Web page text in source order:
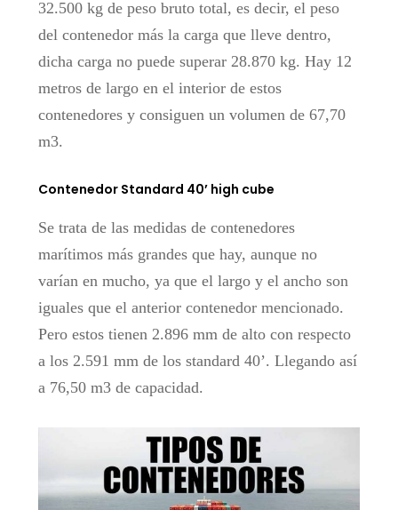
32.500 kg de peso bruto total, es decir, el peso
del contenedor más la carga que lleve dentro,
dicha carga no puede superar 28.870 kg. Hay 12
metros de largo en el interior de estos
contenedores y consiguen un volumen de 67,70
m3.
Contenedor Standard 40’ high cube
Se trata de las medidas de contenedores
marítimos más grandes que hay, aunque no
varían en mucho, ya que el largo y el ancho son
iguales que el anterior contenedor mencionado.
Pero estos tienen 2.896 mm de alto con respecto
a los 2.591 mm de los standard 40’. Llegando así
a 76,50 m3 de capacidad.